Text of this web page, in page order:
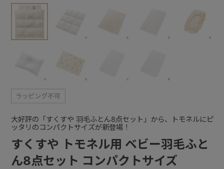
すくすや トモネル用 ベビー羽毛ふと
ん8点セット コンパクトサイズ
大好評の「すくすや 羽毛ふとん8点セット」から、トモネルにピ
ッタリのコンパクトサイズが新登場！